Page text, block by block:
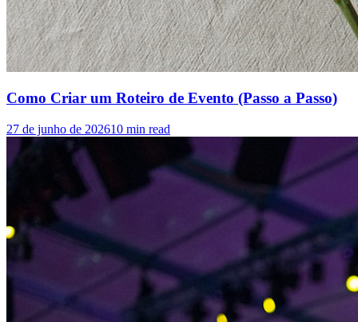
Como Criar um Roteiro de Evento (Passo a Passo)
27 de junho de 202610 min read